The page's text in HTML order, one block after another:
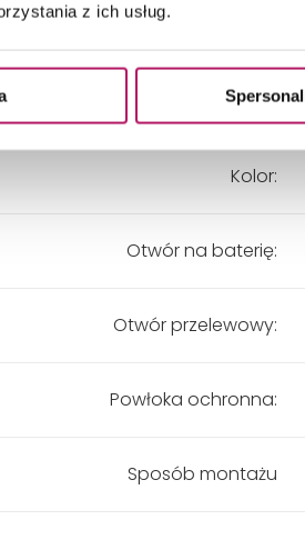
z ich usług.
Dokładny wymiar - Szerokość:
Dokładny wymiar - Wysokość:
Kolor:
Otwór na baterię:
Otwór przelewowy:
Powłoka ochronna:
Sposób montażu